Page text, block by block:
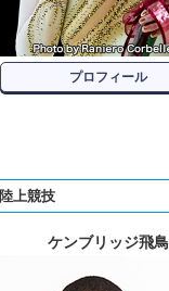
プロフィール
陸上競技
ケンブリッジ飛鳥